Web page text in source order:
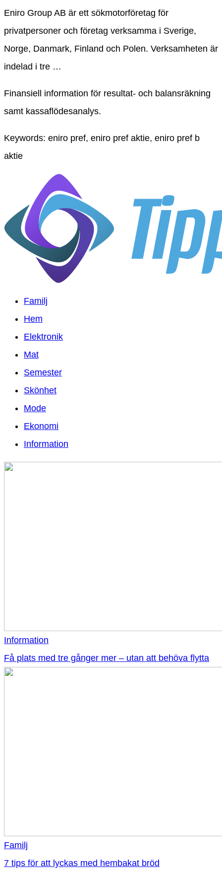
Eniro Group AB är ett sökmotorföretag för
privatpersoner och företag verksamma i Sverige,
Norge, Danmark, Finland och Polen. Verksamheten är
indelad i tre …
Finansiell information för resultat- och balansräkning
samt kassaflödesanalys.
Keywords: eniro pref, eniro pref aktie, eniro pref b
aktie
Familj
Hem
Elektronik
Mat
Semester
Skönhet
Mode
Ekonomi
Information
Information
Få plats med tre gånger mer – utan att behöva flytta
Familj
7 tips för att lyckas med hembakat bröd